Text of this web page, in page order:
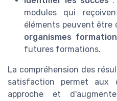
modules qui
éléments peuvent être
organismes formation
futures formations.
La compréhension des
satisfaction permet aux
approche et